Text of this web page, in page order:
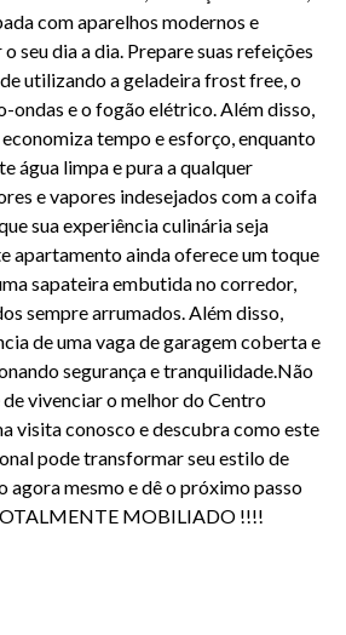
com aparelhos modernos e
seu dia a dia. Prepare suas refeições
utilizando a geladeira frost free, o
ondas e o fogão elétrico. Além disso,
economiza tempo e esforço, enquanto
água limpa e pura a qualquer
e vapores indesejados com a coifa
sua experiência culinária seja
apartamento ainda oferece um toque
sapateira embutida no corredor,
sempre arrumados. Além disso,
de uma vaga de garagem coberta e
segurança e tranquilidade.Não
vivenciar o melhor do Centro
visita conosco e descubra como este
pode transformar seu estilo de
agora mesmo e dê o próximo passo
MOBILIADO !!!!